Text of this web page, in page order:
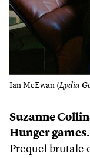
Ian McEwan (Lydia
Suzanne
Hunger
Prequel brutale